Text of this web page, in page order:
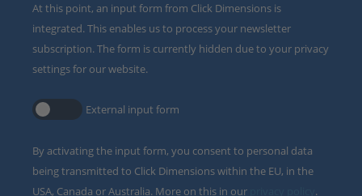
At this point, an input form from Click Dimensions is
integrated. This enables us to process your newsletter
subscription. The form is currently hidden due to your privacy
settings for our website.
External input form
By activating the input form, you consent to personal data
being transmitted to Click Dimensions within the EU, in the
USA, Canada or Australia. More on this in our
.